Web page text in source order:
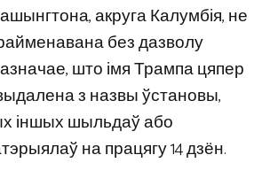
акруга Калумбія, не
без дазволу
што імя Трампа цяпер
з назвы ўстановы,
іншых шыльдаў або
на працягу 14 дзён.